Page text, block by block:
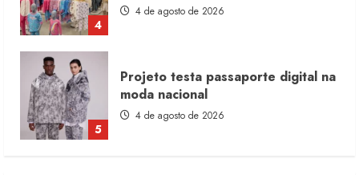
4
4 de agosto de 2026
5
Projeto testa passaporte digital na
moda nacional
4 de agosto de 2026